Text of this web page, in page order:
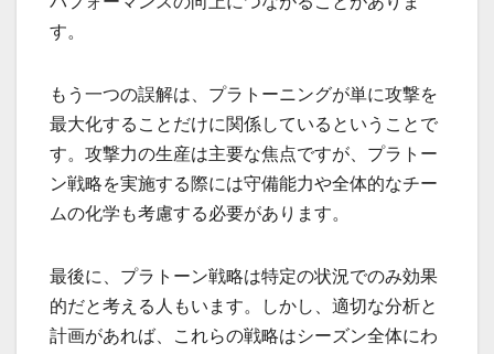
す。
もう一つの誤解は、プラトーニングが単に攻撃を
最大化することだけに関係しているということで
す。攻撃力の生産は主要な焦点ですが、プラトー
ン戦略を実施する際には守備能力や全体的なチー
ムの化学も考慮する必要があります。
最後に、プラトーン戦略は特定の状況でのみ効果
的だと考える人もいます。しかし、適切な分析と
計画があれば、これらの戦略はシーズン全体にわ